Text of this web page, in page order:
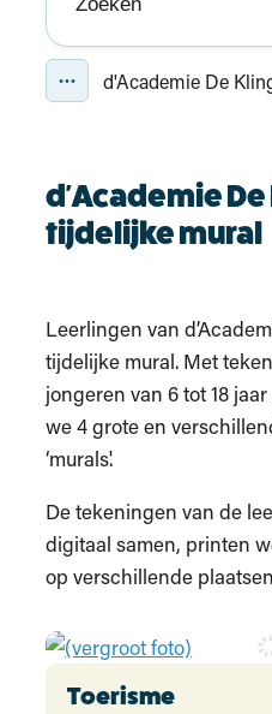
Naar wat ben je op
Toon alle
d'Academie De
d'Academie De
tijdelijke mural
Leerlingen van
tijdelijke mural. Met
jongeren van 6 tot 18
we 4 grote en
‘murals'.
De tekeningen van de
digitaal samen, printen
op verschillende
Contact
Toerisme